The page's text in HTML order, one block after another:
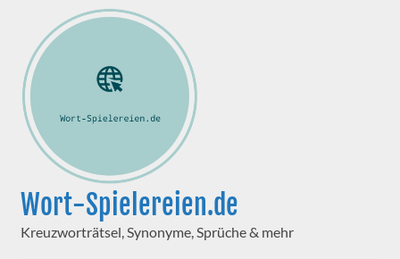
Wort-Spielereien.de
Kreuzworträtsel, Synonyme, Sprüche & mehr